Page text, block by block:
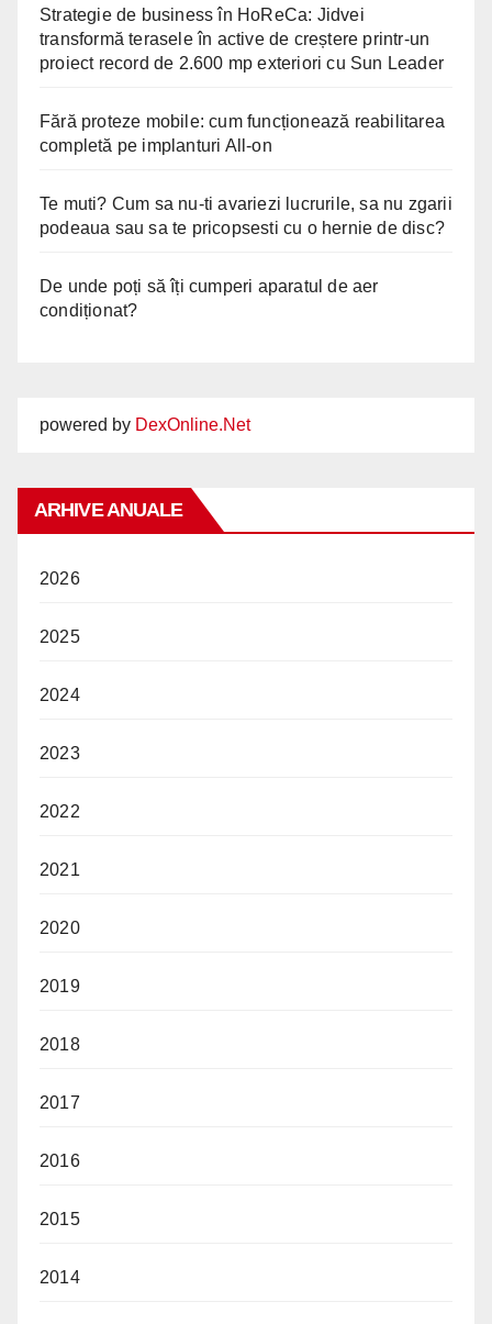
Strategie de business în HoReCa: Jidvei
transformă terasele în active de creștere printr-un
proiect record de 2.600 mp exteriori cu Sun Leader
Fără proteze mobile: cum funcționează reabilitarea
completă pe implanturi All-on
Te muti? Cum sa nu-ti avariezi lucrurile, sa nu zgarii
podeaua sau sa te pricopsesti cu o hernie de disc?
De unde poți să îți cumperi aparatul de aer
condiționat?
powered by DexOnline.Net
ARHIVE ANUALE
2026
2025
2024
2023
2022
2021
2020
2019
2018
2017
2016
2015
2014